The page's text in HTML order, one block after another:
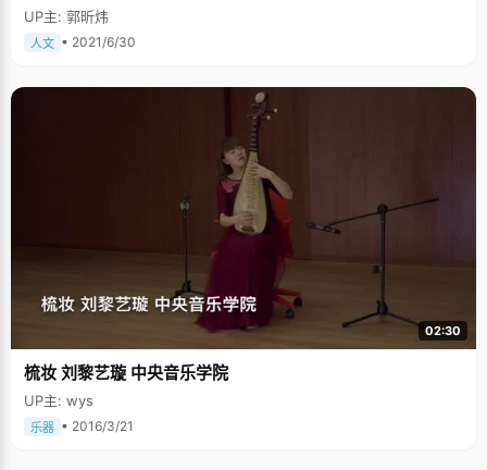
UP主: 郭昕炜
人文 • 2021/6/30
02:30
梳妆 刘黎艺璇 中央音乐学院
UP主: wys
乐器 • 2016/3/21